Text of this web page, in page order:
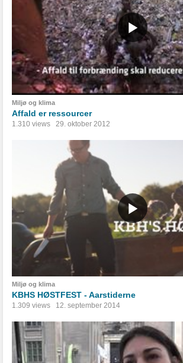
Miljø og klima
Affald er ressourcer
1.310 views 29. oktober 2012
Miljø og klima
KBHS HØSTFEST - Aarstiderne
1.309 views 12. september 2014